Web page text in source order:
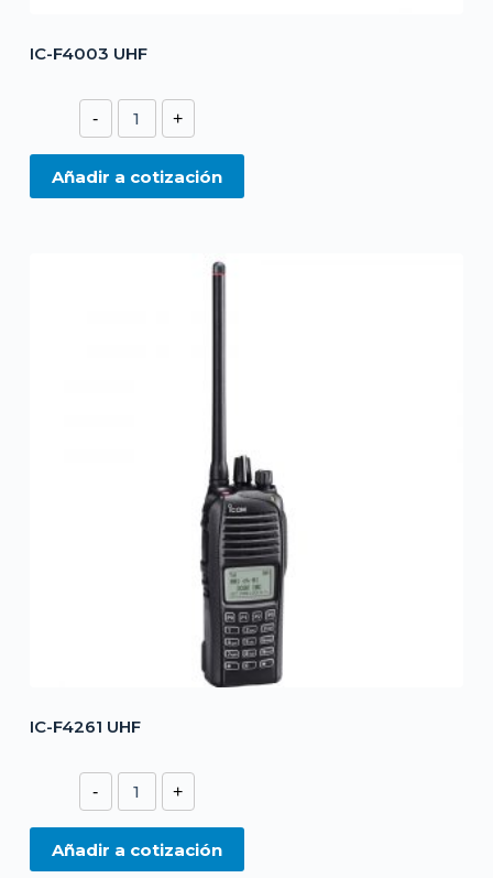
IC-F4003 UHF
-
IC-
F4003
cantidad
+
Añadir a cotización
IC-F4261 UHF
-
IC-
F4261
+
Añadir a cotización